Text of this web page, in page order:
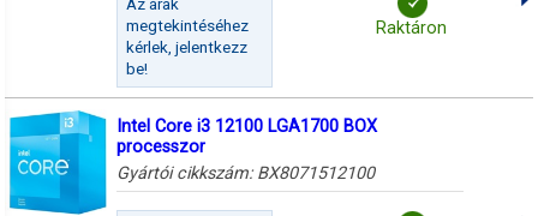
Az árak
megtekintéséhez
kérlek, jelentkezz
be!
Raktáron
Intel Core i3 12100 LGA1700 BOX
processzor
Gyártói cikkszám: BX8071512100